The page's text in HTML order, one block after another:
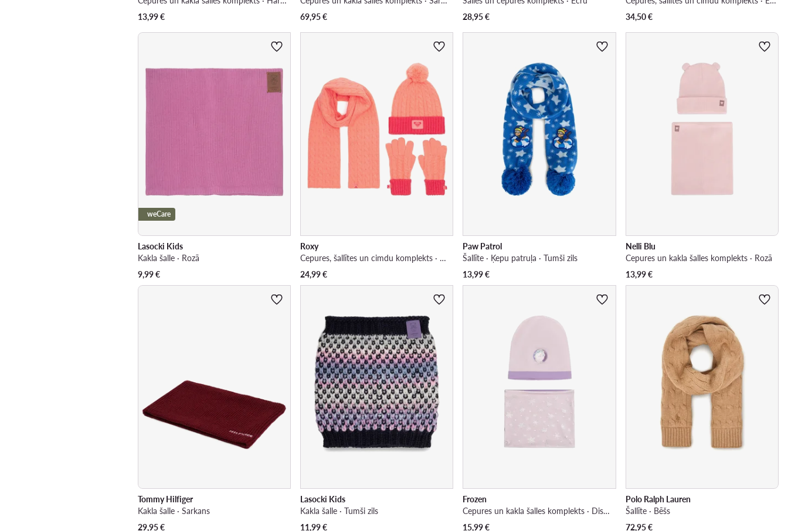
13,99€
69,95€
28,95€
34,50€
weCare
Lasocki Kids
Kakla šalle · Rozā
9,99€
Roxy
Cepures, šallītes un cimdu komplekts · Oranžs
24,99€
Paw Patrol
Šallīte · Ķepu patruļa · Tumši zils
13,99€
Nelli Blu
Cepures un kakla šalles komplekts · Rozā
13,99€
Tommy Hilfiger
Kakla šalle · Sarkans
29,95€
Lasocki Kids
Kakla šalle · Tumši zils
11,99€
Frozen
Cepures un kakla šalles komplekts · Disney, Ledus sirds · Violets
15,99€
Polo Ralph Lauren
Šallīte · Bēšs
72,95€